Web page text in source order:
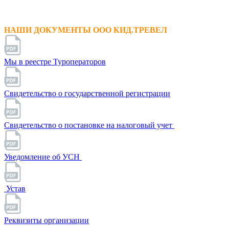
НАШИ ДОКУМЕНТЫ ООО КИД.ТРЕВЕЛ
Мы в реестре Туроператоров
Свидетельство о государственной регистрации
Свидетельство о постановке на налоговый учет
Уведомление об УСН
Устав
Реквизиты организации